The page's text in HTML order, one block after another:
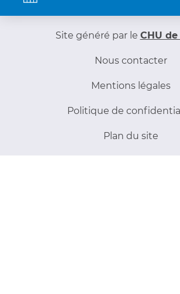
Site généré par le CHU
Nous contacter
Mentions légales
Politique de
Plan du site